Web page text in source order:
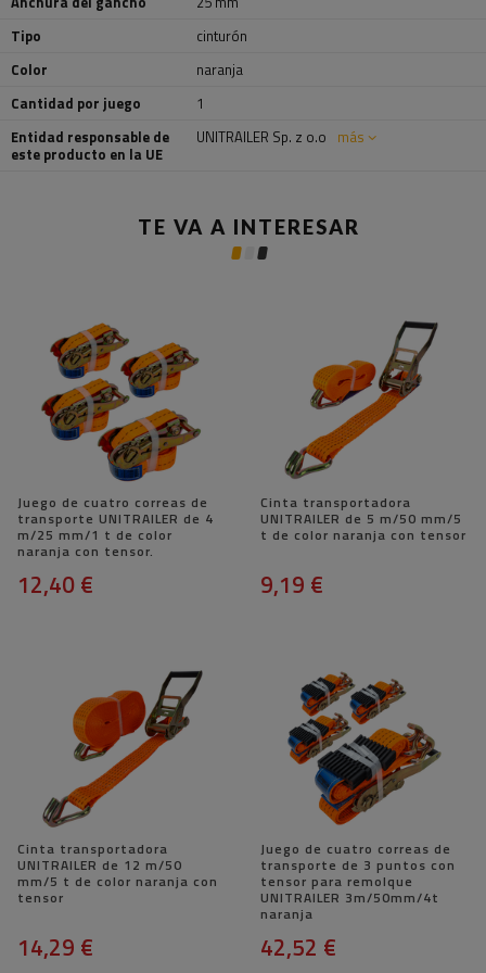
Tipo
cinturón
Color
naranja
Cantidad por juego
1
Entidad responsable de
este producto en la UE
UNITRAILER Sp. z o.o más
TE VA A INTERESAR
Juego de cuatro correas de
transporte UNITRAILER de 4
m/25 mm/1 t de color
naranja con tensor.
12,40 €
Cinta transportadora
UNITRAILER de 5 m/50 mm/5
t de color naranja con tensor
9,19 €
Cinta transportadora
UNITRAILER de 12 m/50
mm/5 t de color naranja con
tensor
14,29 €
Juego de cuatro correas de
transporte de 3 puntos con
tensor para remolque
UNITRAILER 3m/50mm/4t
naranja
42,52 €